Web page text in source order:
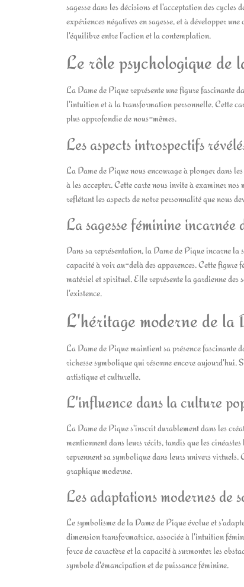
sagesse dans les décisions et l'acceptation des
expériences négatives en sagesse, et à développer
l'équilibre entre l'action et la contemplation.
Le rôle psychologique de
La Dame de Pique représente une figure fascinante
l'intuition et à la transformation personnelle. Cette
plus approfondie de nous-mêmes.
Les aspects introspectifs
La Dame de Pique nous encourage à plonger dans
à les accepter. Cette carte nous invite à examiner
reflétant les aspects de notre personnalité que nous
La sagesse féminine incarnée
Dans sa représentation, la Dame de Pique incarne
capacité à voir au-delà des apparences. Cette
matériel et spirituel. Elle représente la gardienne des
l'existence.
L'héritage moderne de la
La Dame de Pique maintient sa présence fascinante
richesse symbolique qui résonne encore aujourd'hui.
artistique et culturelle.
L'influence dans la culture
La Dame de Pique s'inscrit durablement dans les
mentionnent dans leurs récits, tandis que les
reprennent sa symbolique dans leurs univers
graphique moderne.
Les adaptations modernes de
Le symbolisme de la Dame de Pique évolue et
dimension transformatrice, associée à l'intuition
force de caractère et la capacité à surmonter les
symbole d'émancipation et de puissance féminine.